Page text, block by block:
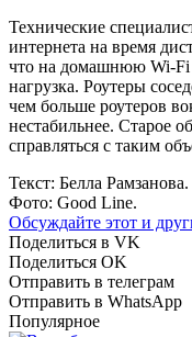
Технические
интернета на время
что на домашнюю Wi-Fi
нагрузка. Роутеры
чем больше роутеров
нестабильнее. Старое
справляться с таким
Текст: Белла Рамзанова.
Фото: Good Line.
Обсуждайте этот и
Поделиться в VK
Поделиться OK
Отправить в телеграм
Отправить в WhatsApp
Популярное